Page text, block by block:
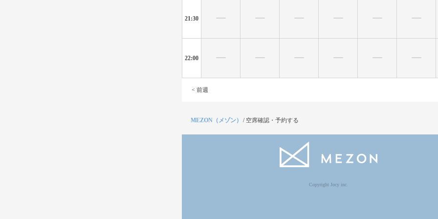
21:30
22:00
< 前週
MEZON（メゾン） / 空席確認・予約する
Copyright Jocy inc.